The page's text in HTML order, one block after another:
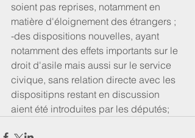
soient pas reprises, notamment en
matière d'éloignement des étrangers ;
-des dispositions nouvelles, ayant
notamment des effets importants sur le
droit d'asile mais aussi sur le service
civique, sans relation directe avec les
dispositipns restant en discussion
aient été introduites par les députés;